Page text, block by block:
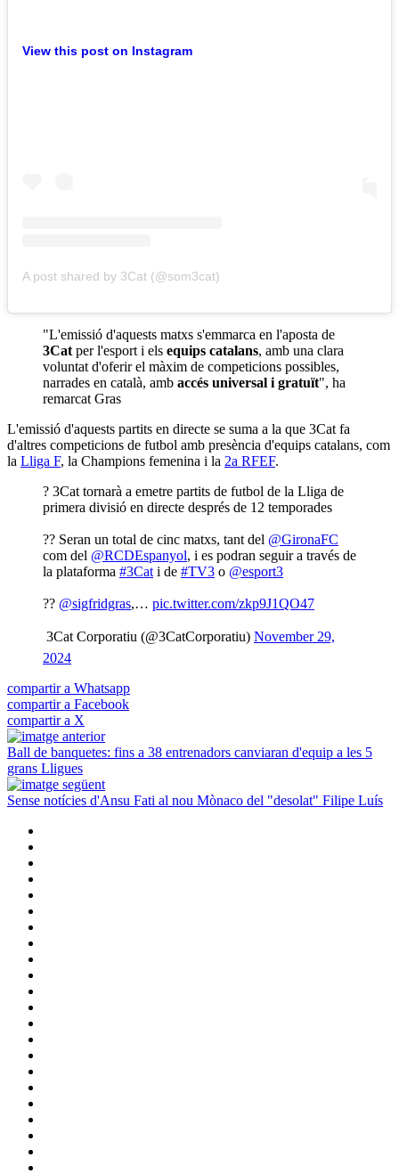
View this post on Instagram
A post shared by 3Cat (@som3cat)
"L'emissió d'aquests matxs s'emmarca en l'aposta de
3Catper l'esport i els equips catalans, amb una clara
voluntat d'oferir el màxim de competicions possibles,
narrades en català, amb accés universal i gratuït", ha
remarcat Gras
L'emissió d'aquests partits en directe se suma a la que 3Cat fa
d'altres competicions de futbol amb presència d'equips catalans, com
la Lliga F, la Champions femenina i la 2a RFEF.
? 3Cat tornarà a emetre partits de futbol de la Lliga de
primera divisió en directe després de 12 temporades
?? Seran un total de cinc matxs, tant del @GironaFC
com del @RCDEspanyol, i es podran seguir a través de
la plataforma #3Cati de #TV3 o @esport3
?? @sigfridgras,… pic.twitter.com/zkp9J1QO47
 3Cat Corporatiu (@3CatCorporatiu) November 29,
2024
compartir a Whatsapp
compartir a Facebook
compartir a X
Ball de banquetes: fins a 38 entrenadors canviaran d'equip a les 5
grans Lligues
Sense notícies d'Ansu Fati al nou Mònaco del "desolat" Filipe Luís